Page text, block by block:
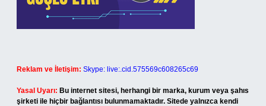
Reklam ve İletişim: Skype: live:.cid.575569c608265c69
Yasal Uyarı: Bu internet sitesi, herhangi bir marka, kurum veya şahıs
şirketi ile hiçbir bağlantısı bulunmamaktadır. Sitede yalnızca kendi